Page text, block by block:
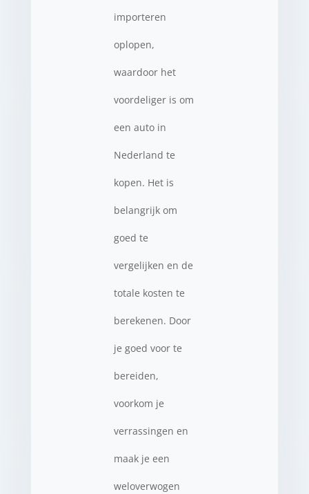
importeren
oplopen,
waardoor het
voordeliger is om
een auto in
Nederland te
kopen. Het is
belangrijk om
goed te
vergelijken en de
totale kosten te
berekenen. Door
je goed voor te
bereiden,
voorkom je
verrassingen en
maak je een
weloverwogen